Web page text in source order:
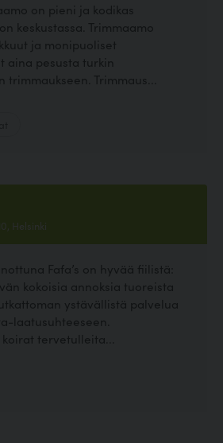
on pieni ja kodikas
keskustassa. Trimmaamo
ja monipuoliset
aina pesusta turkin
trimmaukseen. Trimmaus...
Helsinki
Fafa’s on hyvää fiilistä:
kokoisia annoksia tuoreista
ystävällistä palvelua
laatusuhteeseen.
tervetulleita...